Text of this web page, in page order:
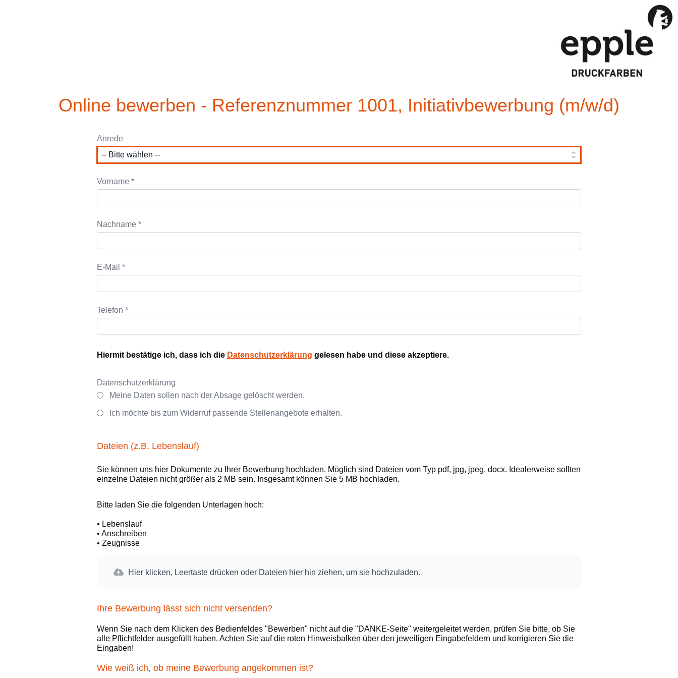
Online bewerben - Referenznummer 1001, Initiativbewerbung (m/w/d)
Anrede
Vorname *
Nachname *
E-Mail *
Telefon *
Hiermit bestätige ich, dass ich die Datenschutzerklärung gelesen habe und diese akzeptiere.
Datenschutzerklärung
Meine Daten sollen nach der Absage gelöscht werden.
Ich möchte bis zum Widerruf passende Stellenangebote erhalten.
Dateien (z.B. Lebenslauf)
Sie können uns hier Dokumente zu Ihrer Bewerbung hochladen. Möglich sind Dateien vom Typ pdf, jpg, jpeg, docx. Idealerweise sollten
einzelne Dateien nicht größer als 2 MB sein. Insgesamt können Sie 5 MB hochladen.
Bitte laden Sie die folgenden Unterlagen hoch:
• Lebenslauf
• Anschreiben
• Zeugnisse
Hier klicken, Leertaste drücken oder Dateien hier hin ziehen, um sie hochzuladen.
Ihre Bewerbung lässt sich nicht versenden?
Wenn Sie nach dem Klicken des Bedienfeldes "Bewerben" nicht auf die "DANKE-Seite" weitergeleitet werden, prüfen Sie bitte, ob Sie
alle Pflichtfelder ausgefüllt haben. Achten Sie auf die roten Hinweisbalken über den jeweiligen Eingabefeldern und korrigieren Sie die
Eingaben!
Wie weiß ich, ob meine Bewerbung angekommen ist?